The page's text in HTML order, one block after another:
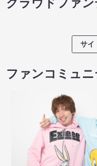
サイ
ファンコミュニ